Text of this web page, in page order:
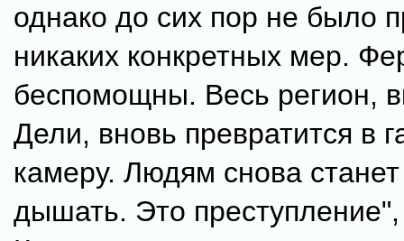
однако до сих пор не было
никаких конкретных мер.
беспомощны. Весь регион,
Дели, вновь превратится в
камеру. Людям снова
дышать. Это